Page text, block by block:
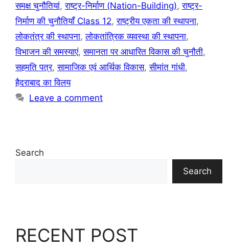
समक्ष चुनौतियां,राष्ट्र-निर्माण (Nation-Building),राष्ट्र-
निर्माण की चुनौतियाँ Class 12,राष्ट्रीय एकता की स्थापना,
लोकतंत्र की स्थापना,लोकतांत्रिक व्यवस्था की स्थापना,
विभाजन की समस्याएं,समानता पर आधारित विकास की चुनौती,
सहमति पत्र,सामाजिक एवं आर्थिक विकास,सीमांत गांधी,
हैदराबाद का विलय
Leave a comment
Search
Search
RECENT POST